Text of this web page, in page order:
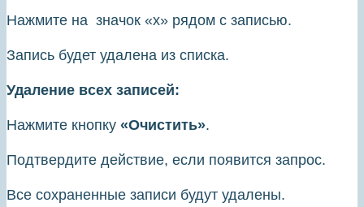
Нажмите на значок «х» рядом с записью.
Запись будет удалена из списка.
Удаление всех записей:
Нажмите кнопку «Очистить».
Подтвердите действие, если появится запрос.
Все сохраненные записи будут удалены.